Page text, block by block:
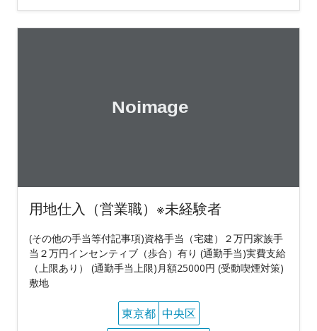
用地仕入（営業職）※未経験者
(その他の手当等付記事項)資格手当（宅建）２万円家族手
当２万円インセンティブ（歩合）有り (通勤手当)実費支給
（上限あり） (通勤手当上限)月額25000円 (受動喫煙対策)
敷地
東京都 中央区